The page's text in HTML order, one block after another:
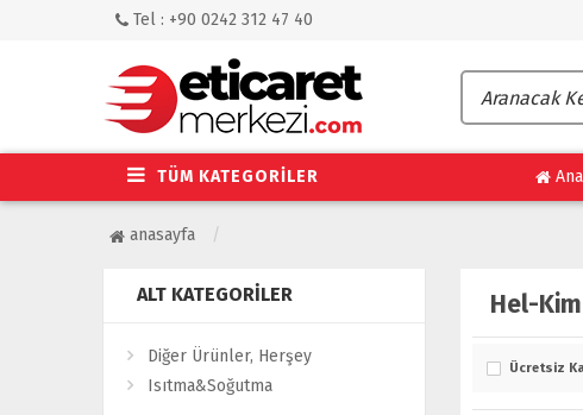
Tel : +90 0242 312 47 40
TÜM KATEGORİLER
anasayfa
ALT KATEGORILER
Diğer Ürünler, Herşey
Isıtma&Soğutma
Hel-Kim
Ücretsiz